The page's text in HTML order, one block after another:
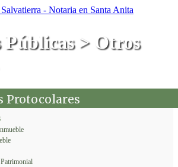
> Otros
Protocolares